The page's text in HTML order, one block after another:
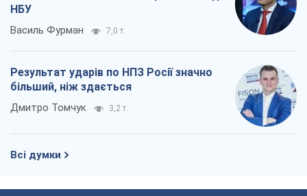
НБУ
Василь Фурман 7,0 т.
Результат ударів по НПЗ Росії значно
більший, ніж здається
Дмитро Томчук 3,2 т.
Всі думки